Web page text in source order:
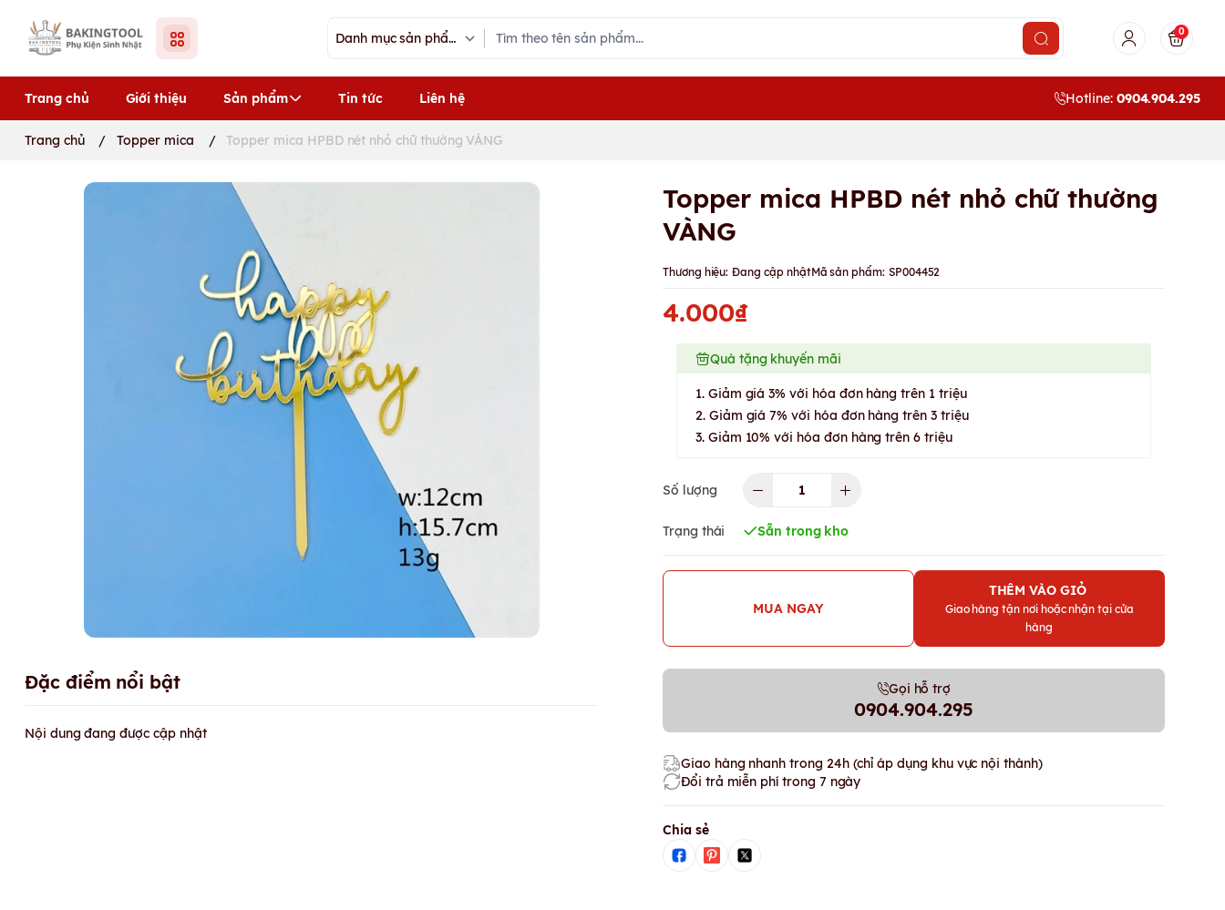
0
Trang chủ Giới thiệu Sản phẩm Tin tức Liên hệ Hotline: 0904.904.295
Trang chủ / Topper mica / Topper mica HPBD nét nhỏ chữ thường VÀNG
Topper mica HPBD nét nhỏ chữ thường
VÀNG
Thương hiệu: Đang cập nhậtMã sản phẩm: SP004452
4.000₫
Quà tặng khuyến mãi
1. Giảm giá 3% với hóa đơn hàng trên 1 triệu
2. Giảm giá 7% với hóa đơn hàng trên 3 triệu
3. Giảm 10% với hóa đơn hàng trên 6 triệu
Số lượng
Trạng thái Sẵn trong kho
MUA NGAY
THÊM VÀO GIỎ
Giao hàng tận nơi hoặc nhận tại cửa
hàng
Gọi hỗ trợ
0904.904.295
Giao hàng nhanh trong 24h (chỉ áp dụng khu vực nội thành)
Đổi trả miễn phí trong 7 ngày
Chia sẻ
Đặc điểm nổi bật
Nội dung đang được cập nhật